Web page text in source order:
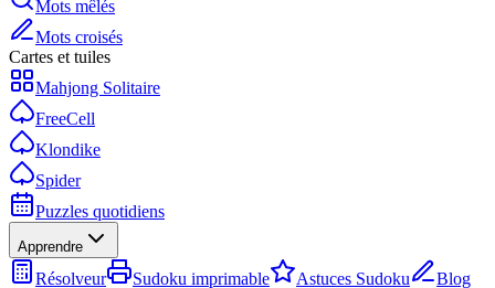
Mots mêlés
Mots croisés
Cartes et tuiles
Mahjong Solitaire
FreeCell
Klondike
Spider
Puzzles quotidiens
Apprendre
Résolveur Sudoku imprimable Astuces Sudoku
Blog